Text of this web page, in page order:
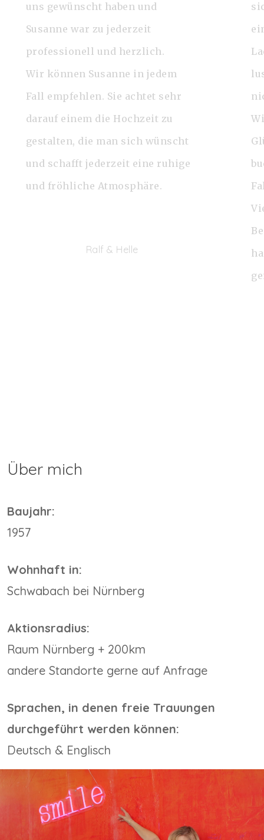
uns gewünscht haben und
Susanne war zu jederzeit
professionell und herzlich.
Wir können Susanne in jedem
Fall empfehlen. Sie achtet sehr
darauf einem die Hochzeit zu
gestalten, die man sich wünscht
und schafft jederzeit eine ruhige
und fröhliche Atmosphäre.
Ralf & Helle
Über mich
Baujahr:
1957
Wohnhaft in:
Schwabach bei Nürnberg
Aktionsradius:
Raum Nürnberg + 200km
andere Standorte gerne auf Anfrage
Sprachen, in denen freie Trauungen
durchgeführt werden können:
Deutsch & Englisch